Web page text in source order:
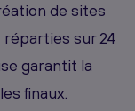
de sites
réparties sur 24
garantit la
finaux.